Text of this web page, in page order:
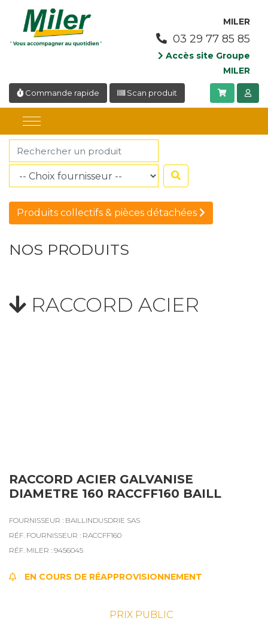
MILER
03 29 77 85 85
Accès site Groupe
MILER
Commande rapide Scan produit
Produits collectifs & pièces détachées
NOS PRODUITS
RACCORD ACIER
RACCORD ACIER GALVANISE
DIAMETRE 160 RACCFF160 BAILL
FOURNISSEUR : BAILLINDUSDRIE SAS
RÉF. FOURNISSEUR : RACCFF160
RÉF. MILER : 9456045
EN COURS DE RÉAPPROVISIONNEMENT
PRIX PUBLIC
Panneau de gestion des cookies